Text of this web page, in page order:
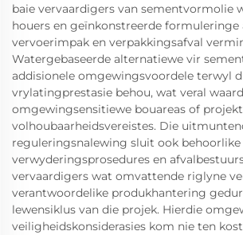
baie vervaardigers van sementvormolie
houers en geïnkonstreerde formuleringe
vervoerimpak en verpakkingsafval
Watergebaseerde alternatiewe vir
addisionele omgewingsvoordele terwyl
vrylatingprestasie behou, wat veral
omgewingsensitiewe bouareas of
volhoubaarheidsvereistes. Die
reguleringsnalewing sluit ook behoorlike
verwyderingsprosedures en
vervaardigers wat omvattende riglyne
verantwoordelike produkhantering
lewensiklus van die projek. Hierdie
veiligheidskonsiderasies kom nie ten